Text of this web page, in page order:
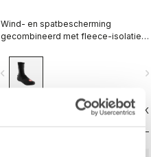
Wind- en spatbescherming
gecombineerd met fleece-isolatie
eenvoudig, terwijl je voeten lekker
warm blijven.
navigate_before
VERGELIJK